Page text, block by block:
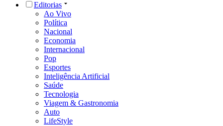
Editorias
Ao Vivo
Política
Nacional
Economia
Internacional
Pop
Esportes
Inteligência Artificial
Saúde
Tecnologia
Viagem & Gastronomia
Auto
LifeStyle